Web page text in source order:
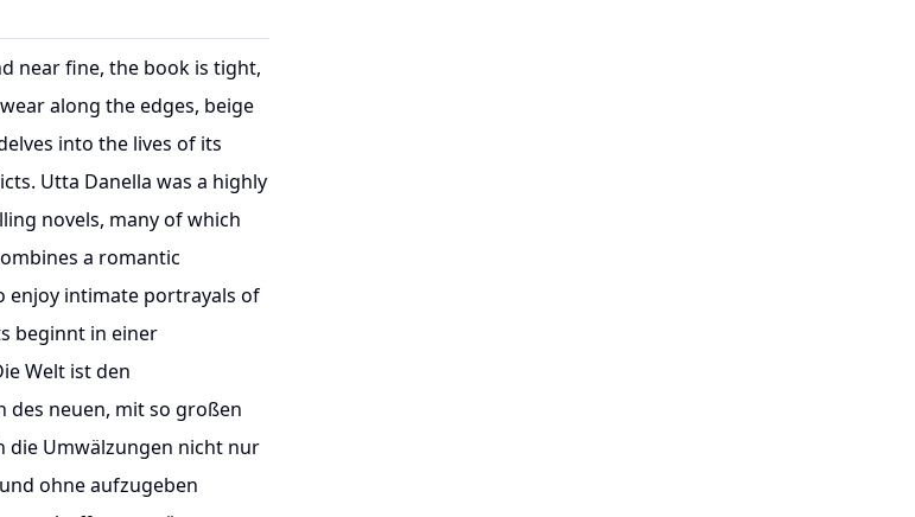
near fine, the book is tight,
along the edges, beige
into the lives of its
Utta Danella was a highly
novels, many of which
a romantic
enjoy intimate portrayals of
beginnt in einer
Welt ist den
des neuen, mit so großen
die Umwälzungen nicht nur
ohne aufzugeben